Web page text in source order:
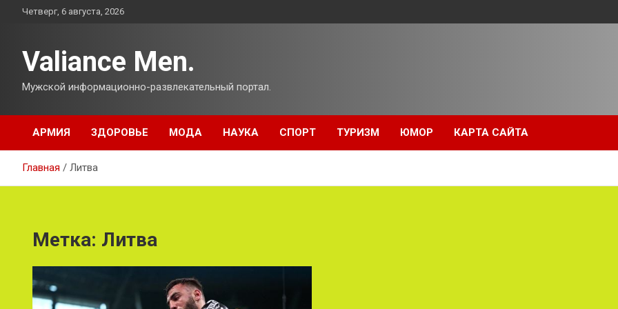
ПерейтиЧетверг, 6 августа, 2026
Valiance Men.
Мужской информационно-развлекательный портал.
АРМИЯ ЗДОРОВЬЕ МОДА НАУКА СПОРТ ТУРИЗМ ЮМОР КАРТА САЙТА
Главная Литва
Метка: Литва